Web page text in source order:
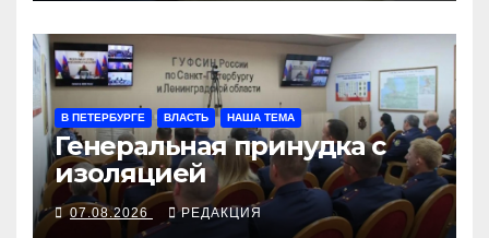
В ПЕТЕРБУРГЕ ВЛАСТЬ НАША ТЕМА
Генеральная принудка с
изоляцией
07.08.2026 РЕДАКЦИЯ